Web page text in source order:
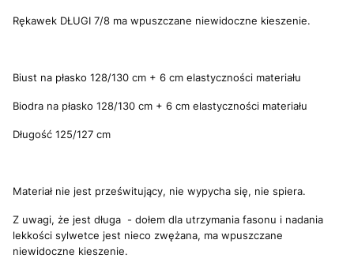
Rękawek DŁUGI 7/8 ma wpuszczane niewidoczne kieszenie.
Biust na płasko 128/130 cm + 6 cm elastyczności materiału
Biodra na płasko 128/130 cm + 6 cm elastyczności materiału
Długość 125/127 cm
Materiał nie jest prześwitujący, nie wypycha się, nie spiera.
Z uwagi, że jest długa - dołem dla utrzymania fasonu i nadania
lekkości sylwetce jest nieco zwężana, ma wpuszczane
niewidoczne kieszenie.